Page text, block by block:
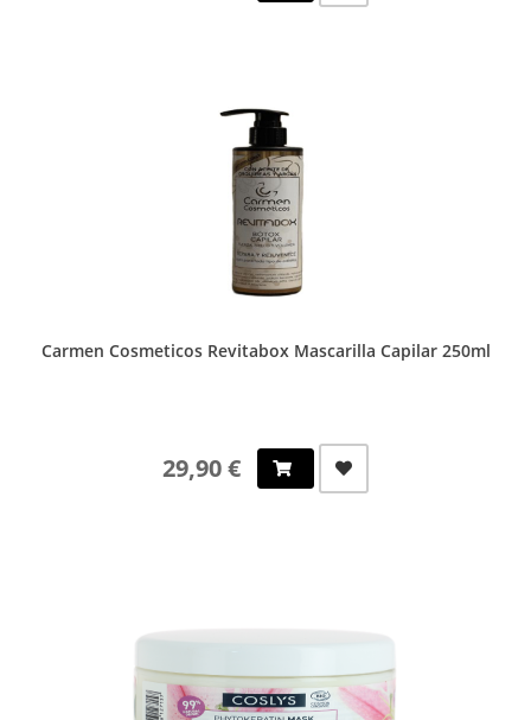
Carmen Cosmeticos Revitabox Mascarilla Capilar 250ml
29,90 €